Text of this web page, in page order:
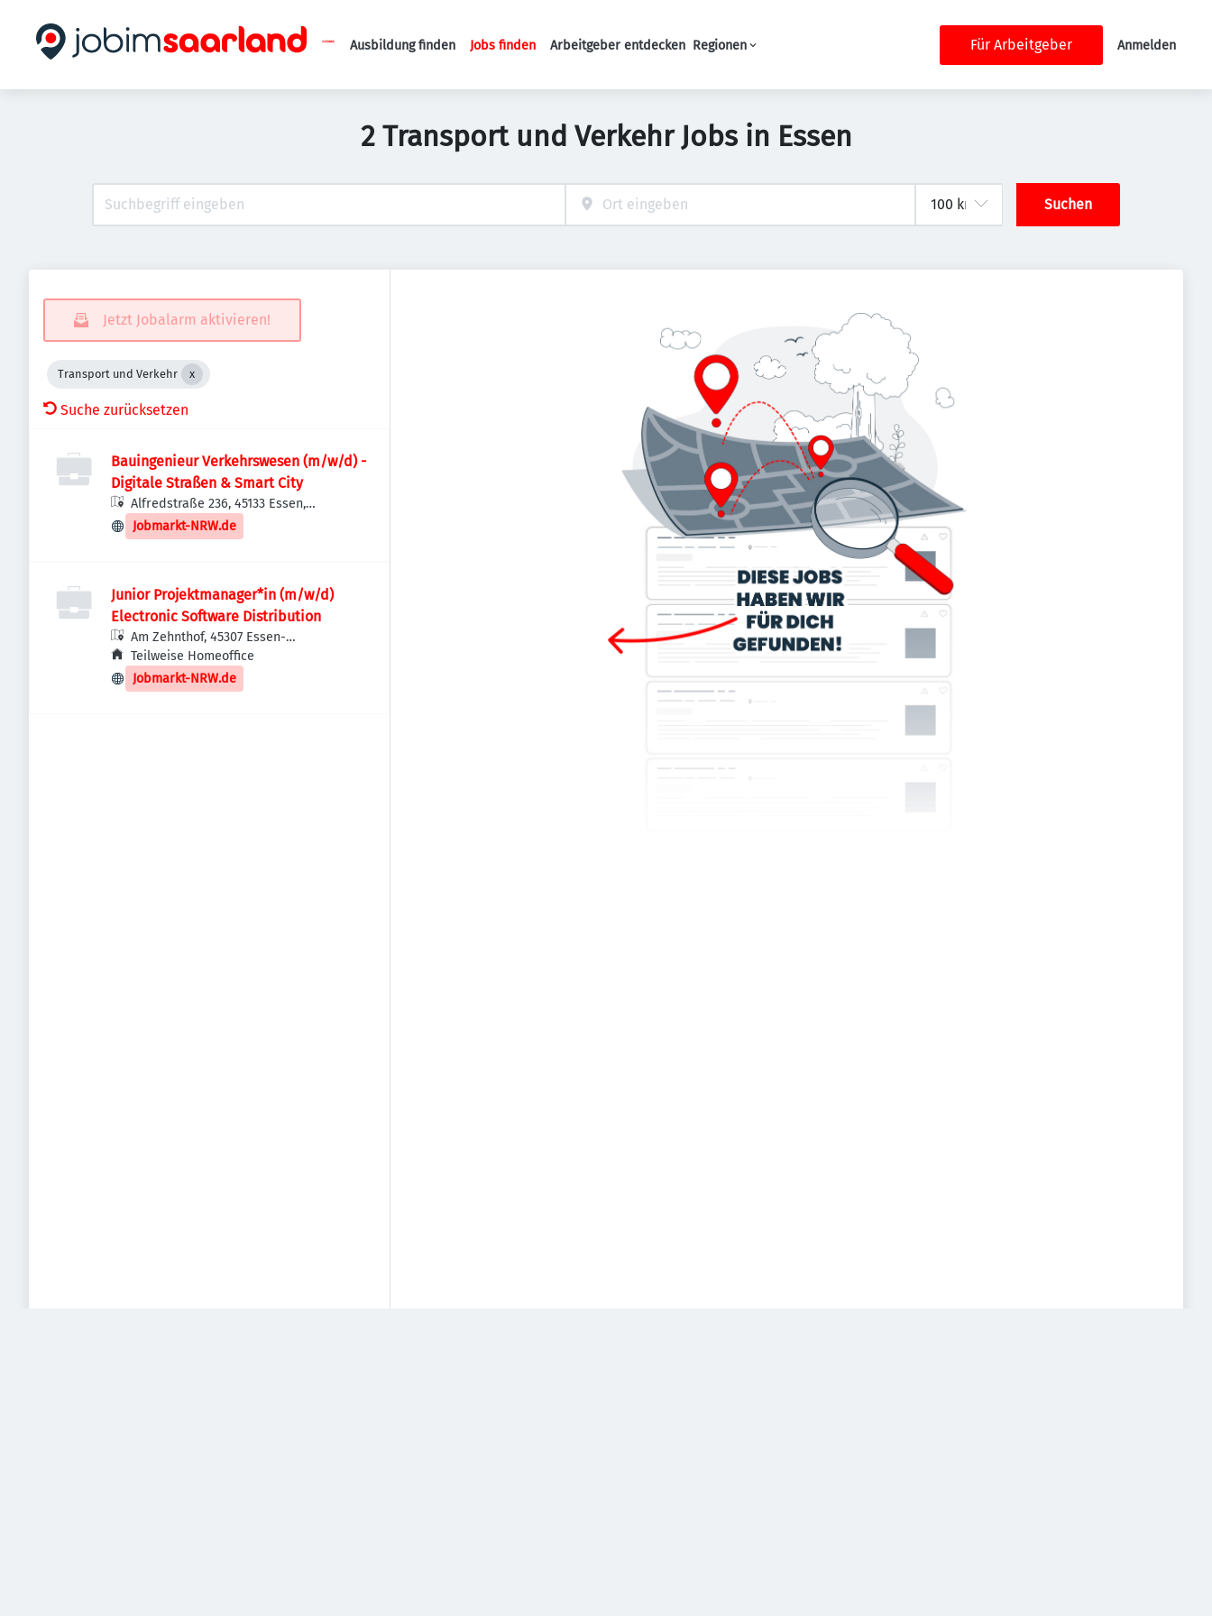
Haupt-Navigation
Ausbildung finden Jobs finden Arbeitgeber entdecken Regionen Für Arbeitgeber Anmelden
2 Transport und Verkehr Jobs in Essen
Suchen
Jetzt Jobalarm aktivieren!
Transport und Verkehr
Suche zurücksetzen
Bauingenieur Verkehrswesen (m/w/d) -
Digitale Straßen & Smart City
Alfredstraße 236, 45133 Essen,
Deutschland
Jobmarkt-NRW.de
Junior Projektmanager*in (m/w/d)
Electronic Software Distribution
Am Zehnthof, 45307 Essen-
Stadtbezirke VII, Deutschland
Teilweise Homeoffice
Jobmarkt-NRW.de